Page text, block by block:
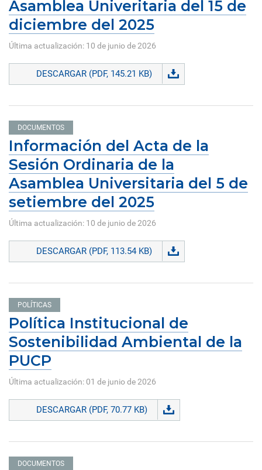
Asamblea Univeritaria del 15 de
diciembre del 2025
Última actualización: 10 de junio de 2026
DESCARGAR (PDF, 145.21 KB)
DOCUMENTOS
Información del Acta de la
Sesión Ordinaria de la
Asamblea Universitaria del 5 de
setiembre del 2025
Última actualización: 10 de junio de 2026
DESCARGAR (PDF, 113.54 KB)
POLÍTICAS
Política Institucional de
Sostenibilidad Ambiental de la
PUCP
Última actualización: 01 de junio de 2026
DESCARGAR (PDF, 70.77 KB)
DOCUMENTOS